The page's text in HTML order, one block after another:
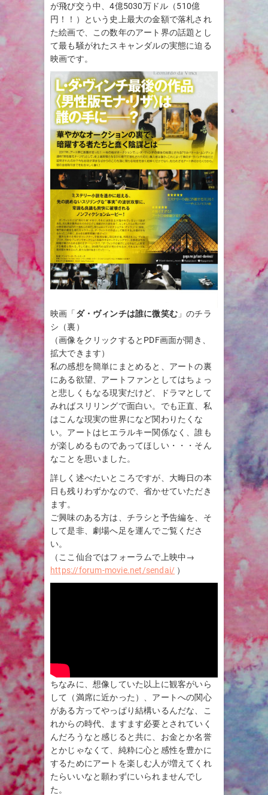
が飛び交う中、4億5030万ドル（510億
円！！）という史上最大の金額で落札され
た絵画で、この数年のアート界の話題とし
て最も騒がれたスキャンダルの実態に迫る
映画です。
映画「 ダ・ヴィンチは誰に微笑む 」のチラ
シ（裏）
（画像をクリックするとPDF画面が開き、
拡大できます）
私の感想を簡単にまとめると、アートの裏
にある欲望、アートファンとしてはちょっ
と悲しくもなる現実だけど、ドラマとして
みればスリリングで面白い。でも正直、私
はこんな現実の世界になど関わりたくな
い。アートはヒエラルキー関係なく、誰も
が楽しめるものであってほしい・・・そん
なことを思いました。
詳しく述べたいところですが、大晦日の本
日も残りわずかなので、省かせていただき
ます。
ご興味のある方は、チラシと予告編を、そ
して是非、劇場へ足を運んでご覧くださ
い。
（ここ仙台ではフォーラムで上映中→
https://forum-movie.net/sendai/ ）
ちなみに、想像していた以上に観客がいら
して（満席に近かった）、アートへの関心
がある方ってやっぱり結構いるんだな、こ
れからの時代、ますます必要とされていく
んだろうなと感じると共に、お金とか名誉
とかじゃなくて、純粋に心と感性を豊かに
するためにアートを楽しむ人が増えてくれ
たらいいなと願わずにいられませんでし
た。